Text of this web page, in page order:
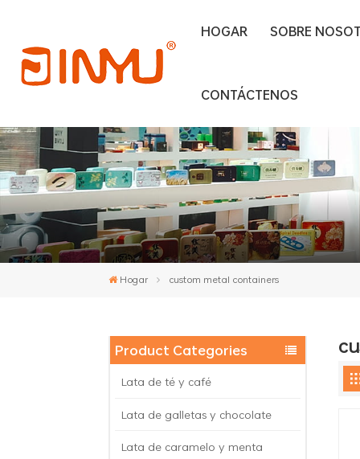
HOGAR SOBRE
CONTÁCTENOS
Hogar custom metal containers
Product Categories
Lata de té y café
Lata de galletas y chocolate
Lata de caramelo y menta